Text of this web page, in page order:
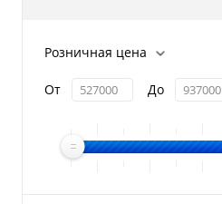
Розничная цена
От До